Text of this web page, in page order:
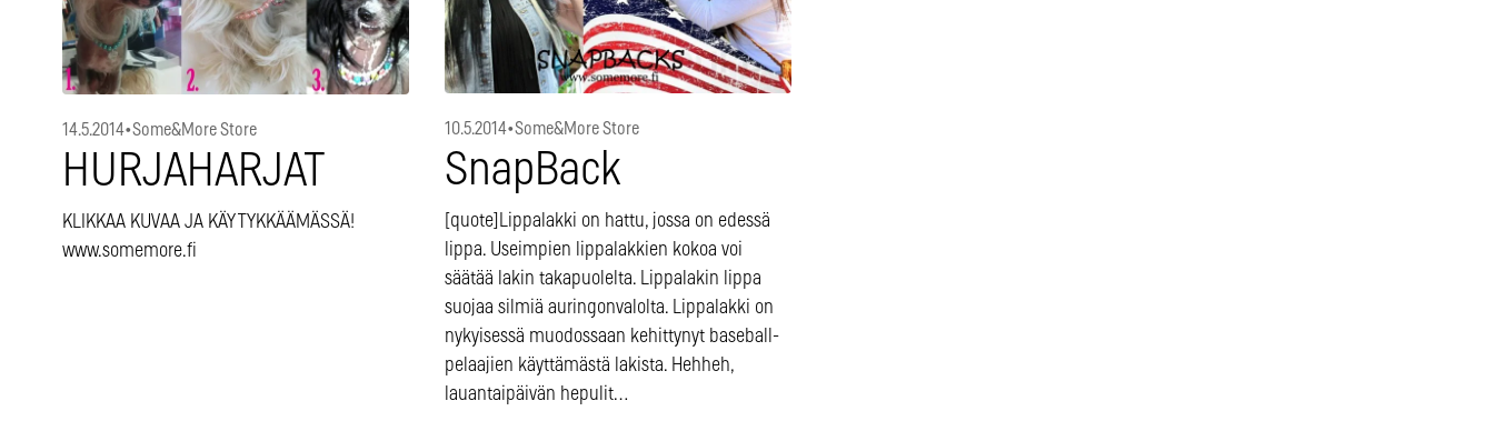
14.5.2014•Some&More Store
HURJAHARJAT
KLIKKAA KUVAA JA KÄY TYKKÄÄMÄSSÄ!
www.somemore.fi
10.5.2014•Some&More Store
SnapBack
[quote]Lippalakki on hattu, jossa on edessä
lippa. Useimpien lippalakkien kokoa voi
säätää lakin takapuolelta. Lippalakin lippa
suojaa silmiä auringonvalolta. Lippalakki on
nykyisessä muodossaan kehittynyt baseball-
pelaajien käyttämästä lakista. Hehheh,
lauantaipäivän hepulit…